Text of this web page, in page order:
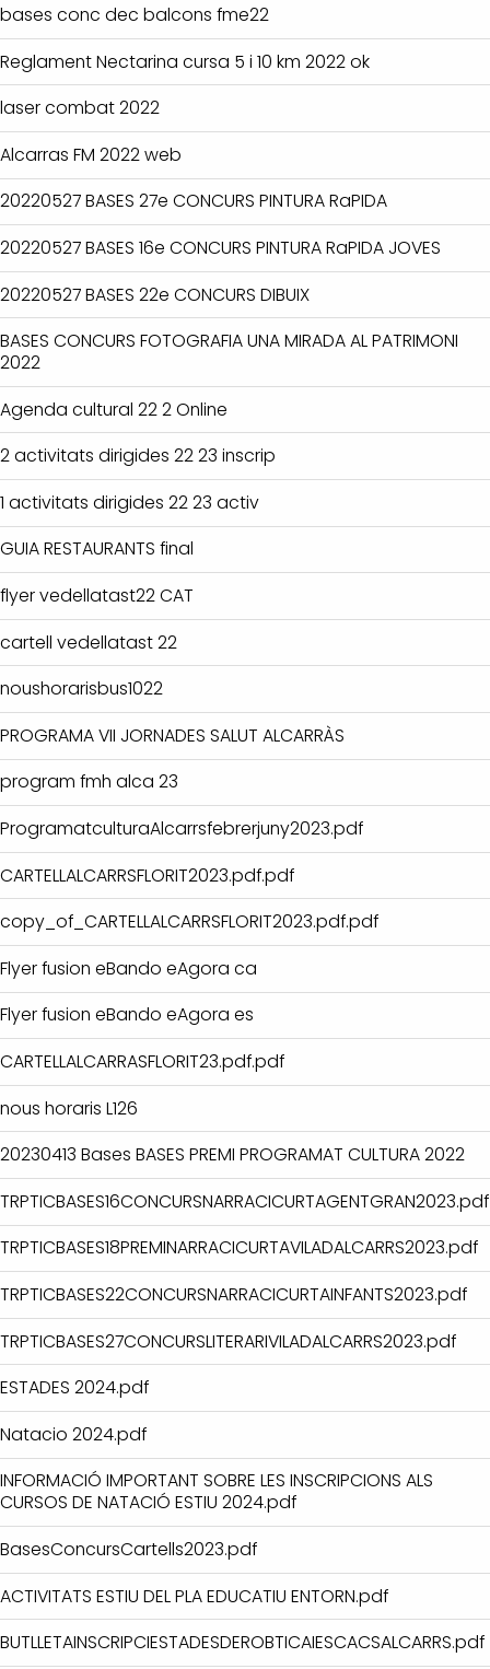
bases conc dec balcons fme22
Reglament Nectarina cursa 5 i 10 km 2022 ok
laser combat 2022
Alcarras FM 2022 web
20220527 BASES 27e CONCURS PINTURA RaPIDA
20220527 BASES 16e CONCURS PINTURA RaPIDA JOVES
20220527 BASES 22e CONCURS DIBUIX
BASES CONCURS FOTOGRAFIA UNA MIRADA AL PATRIMONI
2022
Agenda cultural 22 2 Online
2 activitats dirigides 22 23 inscrip
1 activitats dirigides 22 23 activ
GUIA RESTAURANTS final
flyer vedellatast22 CAT
cartell vedellatast 22
noushorarisbus1022
PROGRAMA VII JORNADES SALUT ALCARRÀS
program fmh alca 23
ProgramatculturaAlcarrsfebrerjuny2023.pdf
CARTELLALCARRSFLORIT2023.pdf.pdf
copy_of_CARTELLALCARRSFLORIT2023.pdf.pdf
Flyer fusion eBando eAgora ca
Flyer fusion eBando eAgora es
CARTELLALCARRASFLORIT23.pdf.pdf
nous horaris L126
20230413 Bases BASES PREMI PROGRAMAT CULTURA 2022
TRPTICBASES16CONCURSNARRACICURTAGENTGRAN2023.pdf
TRPTICBASES18PREMINARRACICURTAVILADALCARRS2023.pdf
TRPTICBASES22CONCURSNARRACICURTAINFANTS2023.pdf
TRPTICBASES27CONCURSLITERARIVILADALCARRS2023.pdf
ESTADES 2024.pdf
Natacio 2024.pdf
INFORMACIÓ IMPORTANT SOBRE LES INSCRIPCIONS ALS
CURSOS DE NATACIÓ ESTIU 2024.pdf
BasesConcursCartells2023.pdf
ACTIVITATS ESTIU DEL PLA EDUCATIU ENTORN.pdf
BUTLLETAINSCRIPCIESTADESDEROBTICAIESCACSALCARRS.pdf